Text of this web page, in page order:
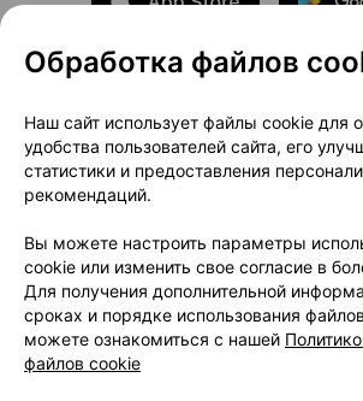
О проекте
Новости
Размещение рекламы
Публичный договор
Способы оплаты
Вакансии
Написать руководителю
Написать в поддержку
Персональные настройки
Обработка файлов
Наш сайт использует файлы cookie для
удобства пользователей сайта, его
статистики и предоставления
рекомендаций.
Вы можете настроить параметры
cookie или изменить свое согласие в
Для получения дополнительной
сроках и порядке использования
можете ознакомиться с нашей
файлов cookie